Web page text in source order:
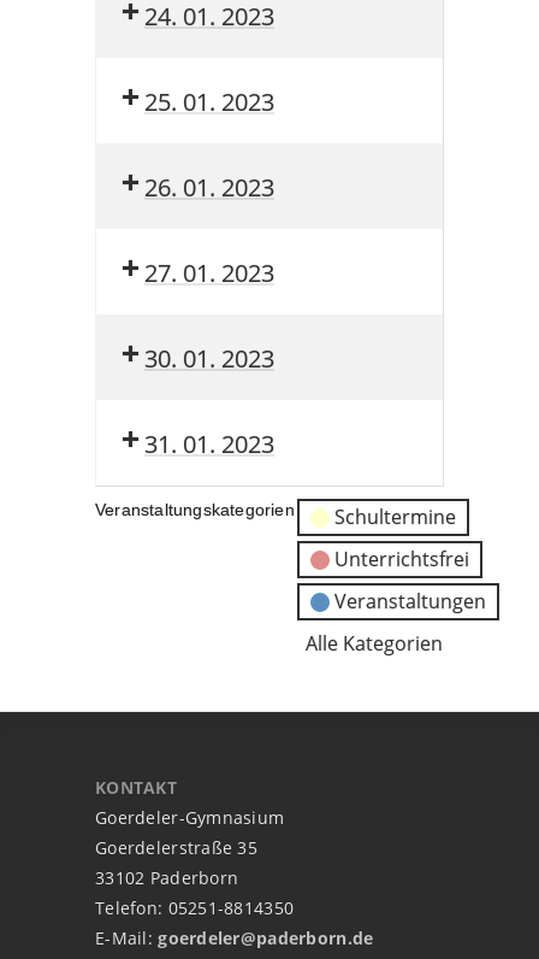
24. 01. 2023
25. 01. 2023
26. 01. 2023
27. 01. 2023
30. 01. 2023
31. 01. 2023
Veranstaltungskategorien
Schultermine
Unterrichtsfrei
Veranstaltungen
Alle Kategorien
KONTAKT
Goerdeler-Gymnasium
Goerdelerstraße 35
33102 Paderborn
Telefon: 05251-8814350
E-Mail:goerdeler@paderborn.de